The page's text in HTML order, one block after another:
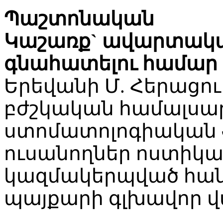
Պաշտոնական
Կաշառք`
գնահատելու համար
Երեվանի Մ.
բժշկական
ստոմատոլոգիական
ուսանողներ
կազմակերպված
պայքարի գլխավոր